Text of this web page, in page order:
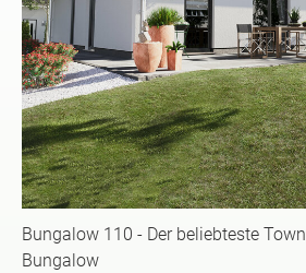
Bungalow 110 - Der beliebteste
Bungalow